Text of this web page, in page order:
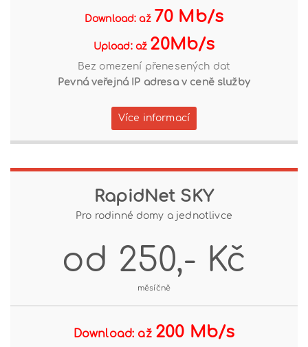
Download: až 70 Mb/s
Upload: až 20Mb/s
Bez omezení přenesených dat
Pevná veřejná IP adresa v ceně služby
Více informací
RapidNet SKY
Pro rodinné domy a jednotlivce
od 250,- Kč
měsíčně
Download: až 200 Mb/s